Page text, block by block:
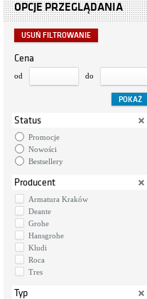
OPCJE PRZEGLĄDANIA
USUŃ FILTROWANIE
Cena
od do
Status
Promocje
Nowości
Bestsellery
Producent
Armatura Kraków
Deante
Grohe
Hansgrohe
Kludi
Roca
Tres
Typ